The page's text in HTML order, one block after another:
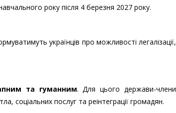
року після 4 березня 2027 року.
українців про можливості легалізації,
та гуманним. Для цього держави-члени
соціальних послуг та реінтеграції громадян.